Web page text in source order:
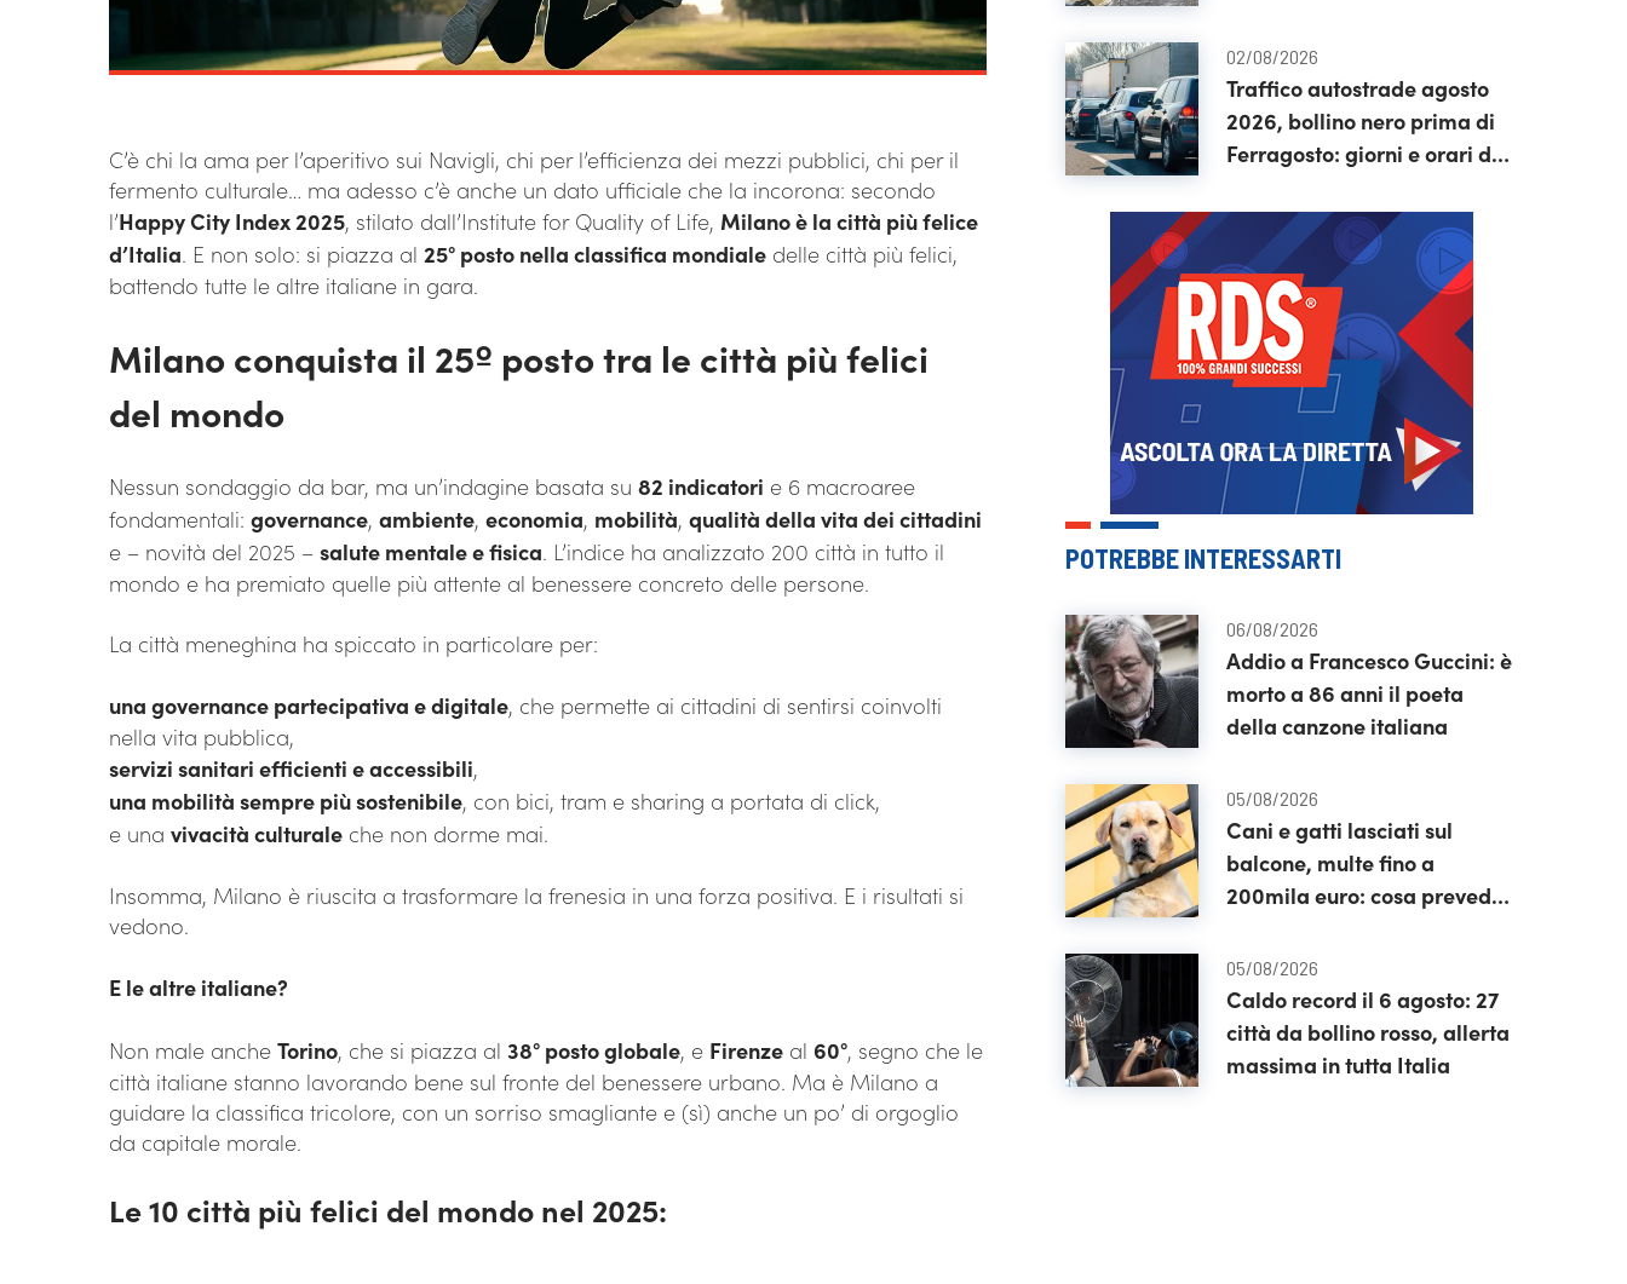
C’è chi la ama per l’aperitivo sui Navigli, chi per l’efficienza dei mezzi pubblici, chi per il
fermento culturale… ma adesso c’è anche un dato ufficiale che la incorona: secondo
l’Happy City Index 2025, stilato dall’Institute for Quality of Life, Milano è la città più felice
d’Italia. E non solo: si piazza al 25° posto nella classifica mondiale delle città più felici,
battendo tutte le altre italiane in gara.
Milano conquista il 25º posto tra le città più felici
del mondo
Nessun sondaggio da bar, ma un’indagine basata su 82 indicatori e 6 macroaree
fondamentali: governance, ambiente, economia, mobilità, qualità della vita dei cittadini
e – novità del 2025 – salute mentale e fisica. L’indice ha analizzato 200 città in tutto il
mondo e ha premiato quelle più attente al benessere concreto delle persone.
La città meneghina ha spiccato in particolare per:
una governance partecipativa e digitale, che permette ai cittadini di sentirsi coinvolti
nella vita pubblica,
servizi sanitari efficienti e accessibili,
una mobilità sempre più sostenibile, con bici, tram e sharing a portata di click,
e una vivacità culturale che non dorme mai.
Insomma, Milano è riuscita a trasformare la frenesia in una forza positiva. E i risultati si
vedono.
E le altre italiane?
Non male anche Torino, che si piazza al 38° posto globale, e Firenze al 60°, segno che le
città italiane stanno lavorando bene sul fronte del benessere urbano. Ma è Milano a
guidare la classifica tricolore, con un sorriso smagliante e (sì) anche un po’ di orgoglio
da capitale morale.
Le 10 città più felici del mondo nel 2025:
02/08/2026
Traffico autostrade agosto
2026, bollino nero prima di
Ferragosto: giorni e orari da
POTREBBE INTERESSARTI
06/08/2026
Addio a Francesco Guccini: è
morto a 86 anni il poeta
della canzone italiana
05/08/2026
Cani e gatti lasciati sul
balcone, multe fino a
200mila euro: cosa prevede
05/08/2026
Caldo record il 6 agosto: 27
città da bollino rosso, allerta
massima in tutta Italia